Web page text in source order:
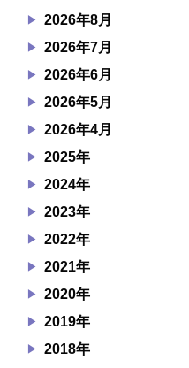
2026年8月
2026年7月
2026年6月
2026年5月
2026年4月
2025年
2024年
2023年
2022年
2021年
2020年
2019年
2018年